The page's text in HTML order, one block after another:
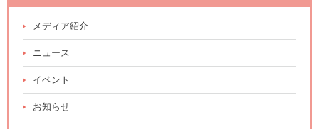
メディア紹介
ニュース
イベント
お知らせ